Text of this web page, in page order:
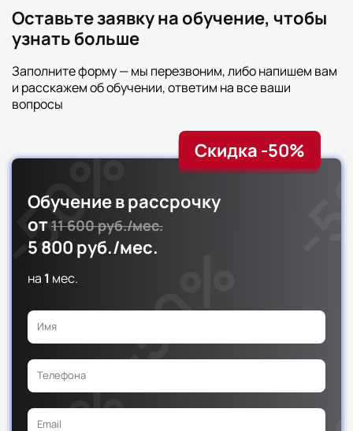
Оставьте заявку на обучение, чтобы
узнать больше
Заполните форму — мы перезвоним, либо напишем вам
и расскажем об обучении, ответим на все ваши
вопросы
Скидка -50%
Обучение в рассрочку
от11 600 руб./мес.
5 800 руб./мес.
на 1 мес.